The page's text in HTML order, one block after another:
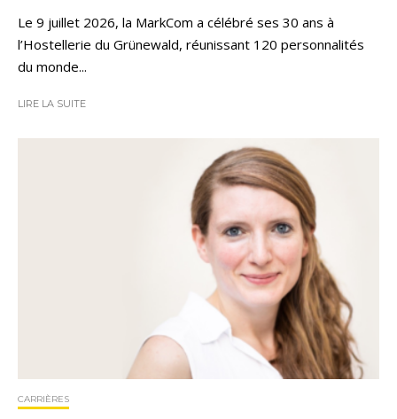
Le 9 juillet 2026, la MarkCom a célébré ses 30 ans à
l’Hostellerie du Grünewald, réunissant 120 personnalités
du monde...
LIRE LA SUITE
CARRIÈRES